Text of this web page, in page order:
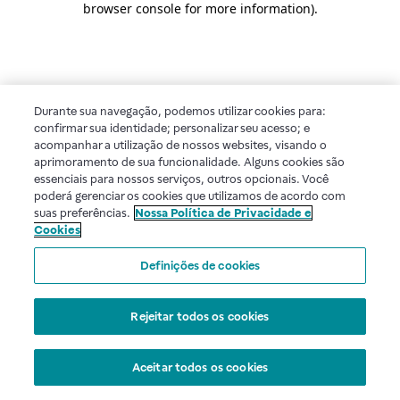
browser console for more information).
Durante sua navegação, podemos utilizar cookies para:
confirmar sua identidade; personalizar seu acesso; e
acompanhar a utilização de nossos websites, visando o
aprimoramento de sua funcionalidade. Alguns cookies são
essenciais para nossos serviços, outros opcionais. Você
poderá gerenciar os cookies que utilizamos de acordo com
suas preferências. Nossa Política de Privacidade e
Cookies
Definições de cookies
Rejeitar todos os cookies
Aceitar todos os cookies